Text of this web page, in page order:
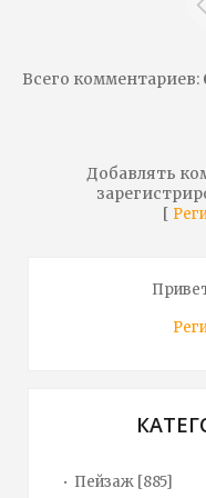
Всего комментариев:
Добавлять
[
Пейзаж [885]